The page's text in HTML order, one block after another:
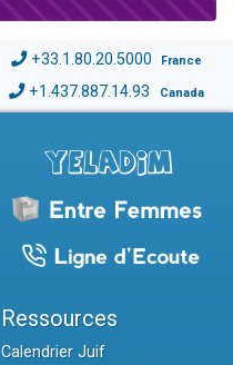
+33.1.80.20.5000 France
+1.437.887.14.93 Canada
Ressources
Calendrier Juif